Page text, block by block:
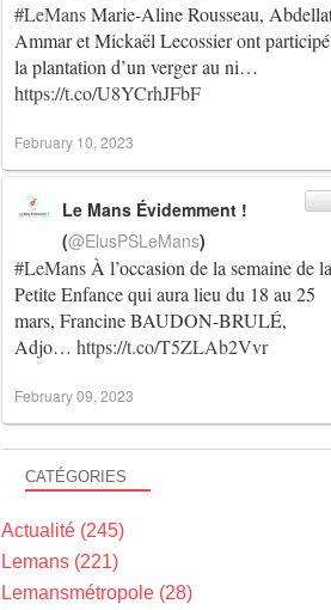
#LeMansMarie-Aline Rousseau,
Ammar et Mickaël Lecossier ont
la plantation d’un verger au ni…
https://t.co/U8YCrhJFbF
February 10, 2023
#LeMans À l’occasion de la semaine de la
Petite Enfance qui aura lieu du 18 au 25
mars, Francine BAUDON-BRULÉ,
Adjo… https://t.co/T5ZLAb2Vvr
Le Mans Évidemment !
(@ElusPSLeMans)
February 09, 2023
CATÉGORIES
Actualité (245)
Lemans (221)
Lemansmétropole (28)